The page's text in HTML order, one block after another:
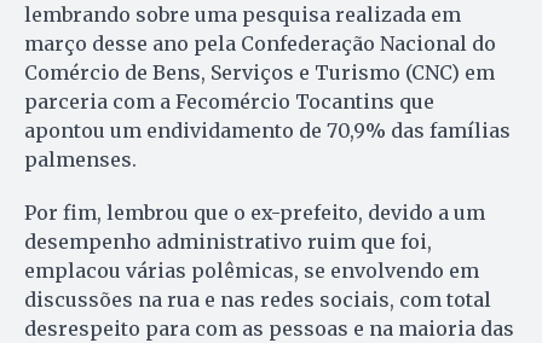
lembrando sobre uma pesquisa realizada em
março desse ano pela Con­federação Nacional do
Co­mércio de Bens, Serviços e Tu­rismo (CNC) em
parceria com a Fecomércio Tocantins que
apontou um endividamento de 70,9% das famílias
palmenses.
Por fim, lembrou que o ex-prefeito, devido a um
desempenho administrativo ruim que foi,
emplacou várias polêmicas, se envolvendo em
discussões na rua e nas redes sociais, com total
desrespeito para com as pessoas e na maioria das